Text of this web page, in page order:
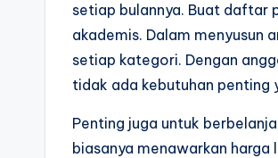
setiap bulannya. Buat daftar
akademis. Dalam menyusun
setiap kategori. Dengan
tidak ada kebutuhan penting
Penting juga untuk
biasanya menawarkan